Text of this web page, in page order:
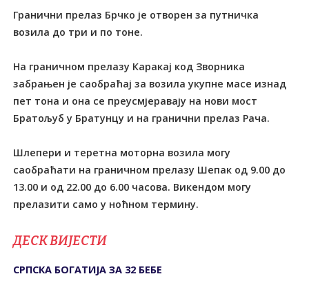
Гранични прелаз Брчко је отворен за путничка
возила до три и по тоне.
На граничном прелазу Каракај код Зворника
забрањен је саобраћај за возила укупне масе изнад
пет тона и она се преусмјеравају на нови мост
Братољуб у Братунцу и на гранични прелаз Рача.
Шлепери и теретна моторна возила могу
саобраћати на граничном прелазу Шепак од 9.00 до
13.00 и од 22.00 до 6.00 часова. Викендом могу
прелазити само у ноћном термину.
ДЕСК ВИЈЕСТИ
СРПСКА БОГАТИЈА ЗА 32 БЕБЕ